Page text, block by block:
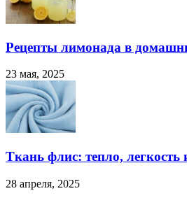
Рецепты лимонада в
23 мая, 2025
Ткань флис: тепло, легкость
28 апреля, 2025